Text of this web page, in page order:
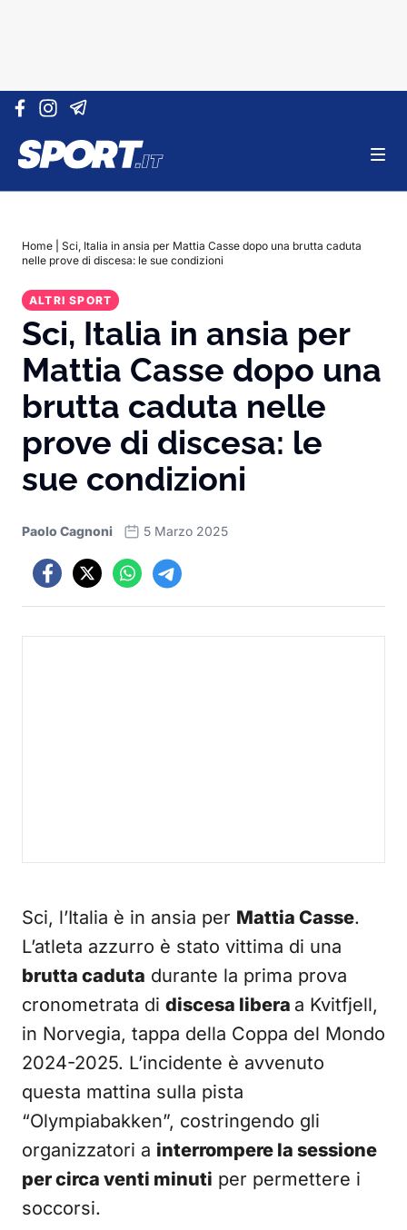
Vai al contenuto
Home
Sci, Italia in ansia per Mattia Casse dopo una brutta caduta
nelle prove di discesa: le sue condizioni
ALTRI SPORT
Sci, Italia in ansia per
Mattia Casse dopo una
brutta caduta nelle
prove di discesa: le
sue condizioni
Paolo Cagnoni 5 Marzo 2025
Sci, l’Italia è in ansia per Mattia Casse.
L’atleta azzurro è stato vittima di una
brutta caduta durante la prima prova
cronometrata di discesa libera a Kvitfjell,
in Norvegia, tappa della Coppa del Mondo
2024-2025. L’incidente è avvenuto
questa mattina sulla pista
“Olympiabakken”, costringendo gli
organizzatori a interrompere la sessione
per circa venti minuti per permettere i
soccorsi.